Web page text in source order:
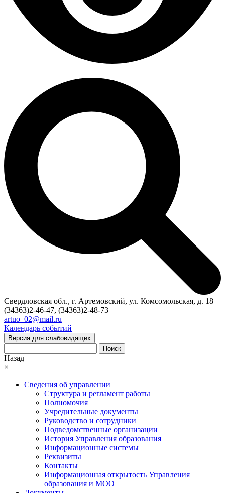
Свердловская обл., г. Артемовский, ул. Комсомольская, д. 18
(34363)2-46-47, (34363)2-48-73
artuo_02@mail.ru
Календарь событий
Версия для слабовидящих
Поиск
Назад
×
Сведения об управлении
Структура и регламент работы
Полномочия
Учредительные документы
Руководство и сотрудники
Подведомственные организации
История Управления образования
Информационные системы
Реквизиты
Контакты
Информационная открытость Управления
образования и МОО